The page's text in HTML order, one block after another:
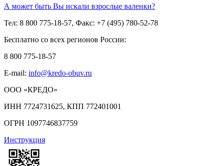
А может быть Вы искали взрослые валенки?
Тел: 8 800 775-18-57, Факс: +7 (495) 780-52-78
Бесплатно со всех регионов России:
8 800 775-18-57
E-mail: info@kredo-obuv.ru
ООО «КРЕДО»
ИНН 7724731625, КПП 772401001
ОГРН 1097746837759
Инструкция